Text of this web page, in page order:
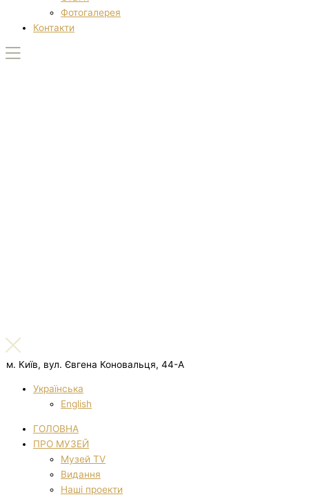
Фотогалерея
Контакти
м. Київ, вул. Євгена Коновальця, 44-А
Українська
English
ГОЛОВНА
ПРО МУЗЕЙ
Музей TV
Видання
Наші проекти